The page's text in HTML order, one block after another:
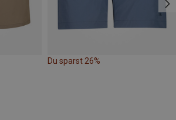
Du sparst 26%